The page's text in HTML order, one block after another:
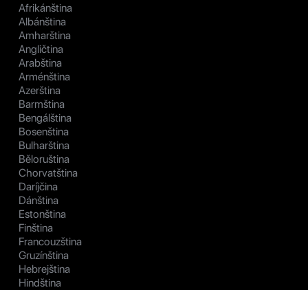
Afrikánština
Albánština
Amharština
Angličtina
Arabština
Arménština
Azerština
Barmština
Bengálština
Bosenština
Bulharština
Běloruština
Chorvatština
Daríjčina
Dánština
Estonština
Finština
Francouzština
Gruzínština
Hebrejština
Hindština